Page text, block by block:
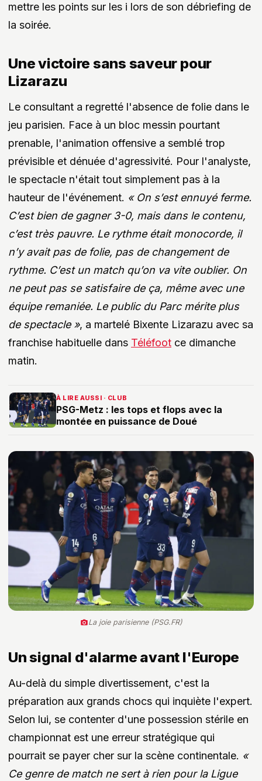
mettre les points sur les i lors de son débriefing de
la soirée.
Une victoire sans saveur pour
Lizarazu
Le consultant a regretté l'absence de folie dans le
jeu parisien. Face à un bloc messin pourtant
prenable, l'animation offensive a semblé trop
prévisible et dénuée d'agressivité. Pour l'analyste,
le spectacle n'était tout simplement pas à la
hauteur de l'événement. « On s’est ennuyé ferme.
C’est bien de gagner 3-0, mais dans le contenu,
c’est très pauvre. Le rythme était monocorde, il
n’y avait pas de folie, pas de changement de
rythme. C’est un match qu’on va vite oublier. On
ne peut pas se satisfaire de ça, même avec une
équipe remaniée. Le public du Parc mérite plus
de spectacle », a martelé Bixente Lizarazu avec sa
franchise habituelle dans Téléfoot ce dimanche
matin.
À LIRE AUSSI · CLUB
PSG-Metz : les tops et flops avec la
montée en puissance de Doué
La joie parisienne (PSG.FR)
Un signal d'alarme avant l'Europe
Au-delà du simple divertissement, c'est la
préparation aux grands chocs qui inquiète l'expert.
Selon lui, se contenter d'une possession stérile en
championnat est une erreur stratégique qui
pourrait se payer cher sur la scène continentale. «
Ce genre de match ne sert à rien pour la Ligue